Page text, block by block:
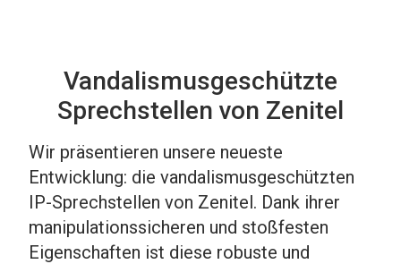
Vandalismusgeschützte
Sprechstellen von Zenitel
Wir präsentieren unsere neueste
Entwicklung: die vandalismusgeschützten
IP-Sprechstellen von Zenitel. Dank ihrer
manipulationssicheren und stoßfesten
Eigenschaften ist diese robuste und